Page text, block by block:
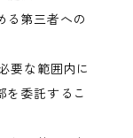
る第三者への
要な範囲内に
を委託するこ